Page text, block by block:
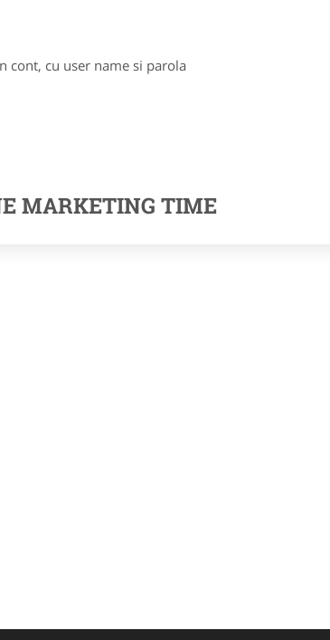
cu user name si parola
MARKETING TIME